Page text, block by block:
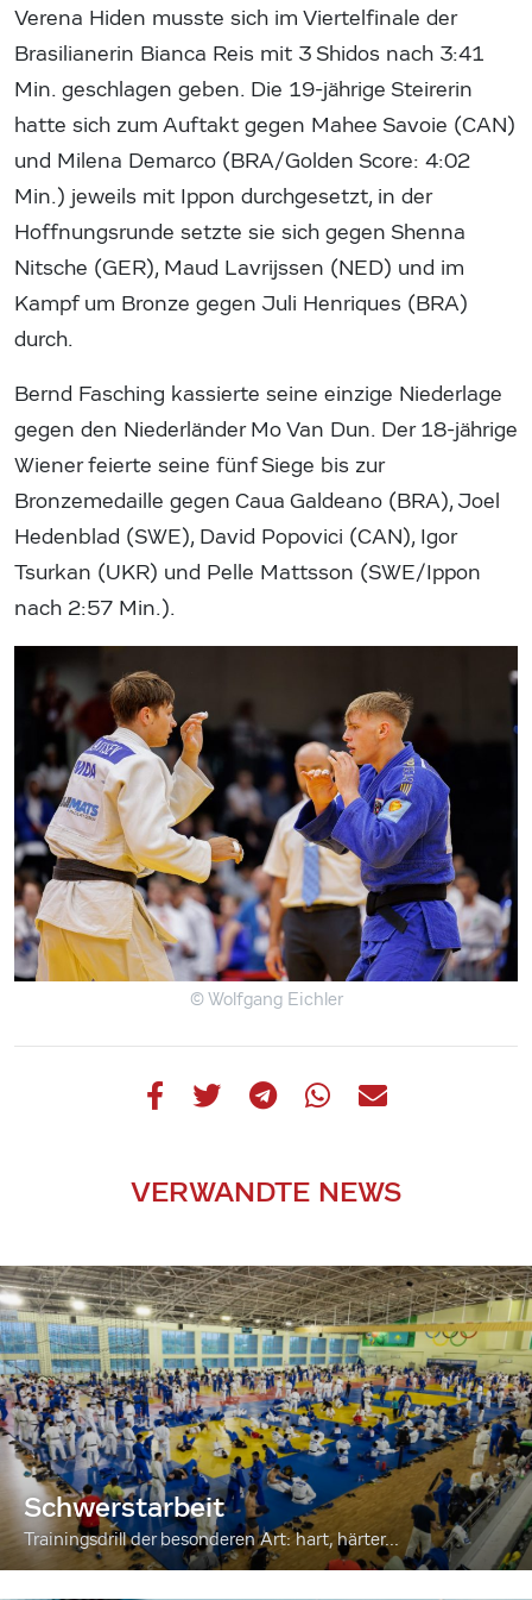
Verena Hiden musste sich im Viertelfinale der
Brasilianerin Bianca Reis mit 3 Shidos nach 3:41
Min. geschlagen geben. Die 19-jährige Steirerin
hatte sich zum Auftakt gegen Mahee Savoie (CAN)
und Milena Demarco (BRA/Golden Score: 4:02
Min.) jeweils mit Ippon durchgesetzt, in der
Hoffnungsrunde setzte sie sich gegen Shenna
Nitsche (GER), Maud Lavrijssen (NED) und im
Kampf um Bronze gegen Juli Henriques (BRA)
durch.
Bernd Fasching kassierte seine einzige Niederlage
gegen den Niederländer Mo Van Dun. Der 18-jährige
Wiener feierte seine fünf Siege bis zur
Bronzemedaille gegen Caua Galdeano (BRA), Joel
Hedenblad (SWE), David Popovici (CAN), Igor
Tsurkan (UKR) und Pelle Mattsson (SWE/Ippon
nach 2:57 Min.).
© Wolfgang Eichler
VERWANDTE NEWS
Schwerstarbeit
Trainingsdrill der besonderen Art: hart, härter...